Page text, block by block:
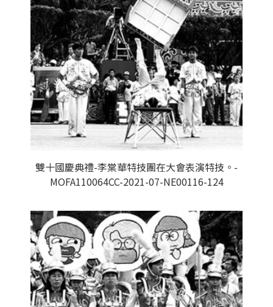
雙十國慶典禮-李棠華特技團在大會表演特技。-
MOFA110064CC-2021-07-NE00116-124